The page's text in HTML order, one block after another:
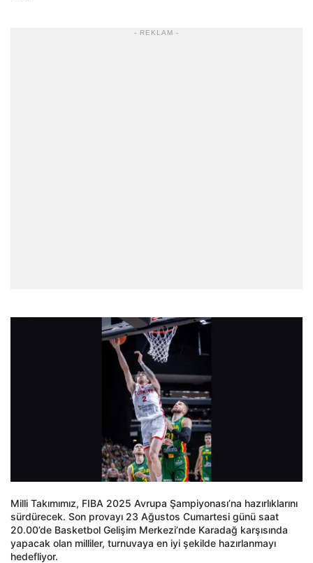
- REKLAM -
Milli Takımımız, FIBA 2025 Avrupa Şampiyonası’na hazırlıklarını
sürdürecek. Son provayı 23 Ağustos Cumartesi günü saat
20.00’de Basketbol Gelişim Merkezi’nde Karadağ karşısında
yapacak olan milliler, turnuvaya en iyi şekilde hazırlanmayı
hedefliyor.